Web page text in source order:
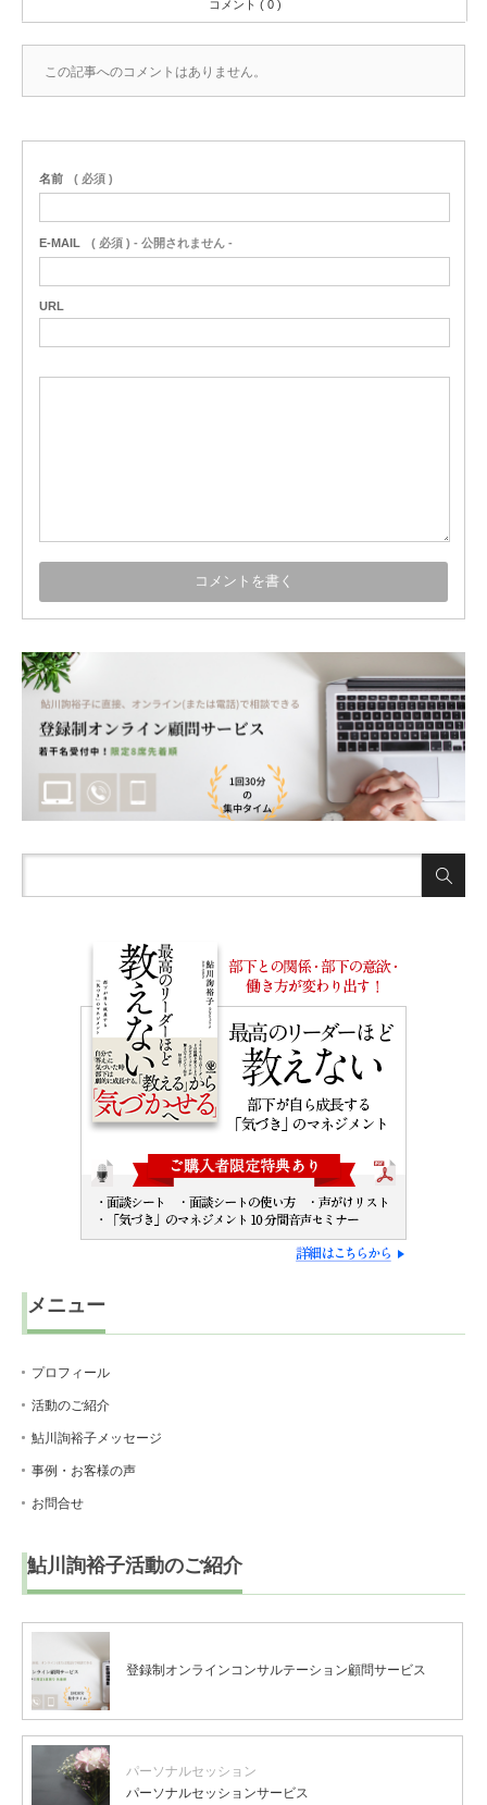
コメント ( 0 )
この記事へのコメントはありません。
名前 ( 必須 )
E-MAIL ( 必須 ) - 公開されません -
URL
メニュー
プロフィール
活動のご紹介
鮎川詢裕子メッセージ
事例・お客様の声
お問合せ
鮎川詢裕子活動のご紹介
登録制オンラインコンサルテーション顧問サービス
パーソナルセッション
パーソナルセッションサービス